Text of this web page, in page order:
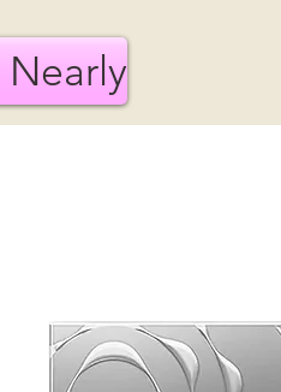
Nearly